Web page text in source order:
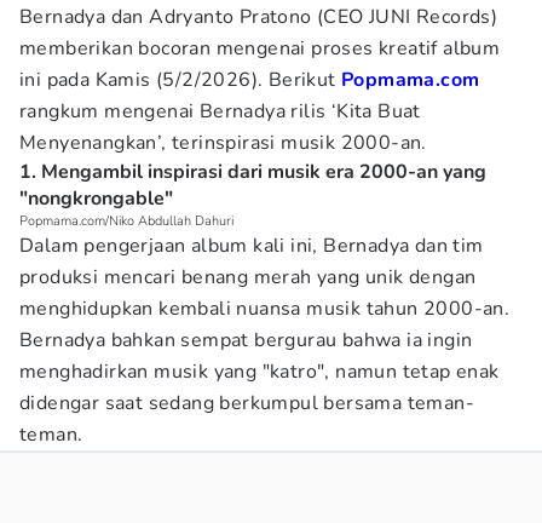
Bernadya dan Adryanto Pratono (CEO JUNI Records)
memberikan bocoran mengenai proses kreatif album
ini pada Kamis (5/2/2026). Berikut Popmama.com
rangkum mengenai Bernadya rilis ‘Kita Buat
Menyenangkan’, terinspirasi musik 2000-an.
1. Mengambil inspirasi dari musik era 2000-an yang
"nongkrongable"
Popmama.com/Niko Abdullah Dahuri
Dalam pengerjaan album kali ini, Bernadya dan tim
produksi mencari benang merah yang unik dengan
menghidupkan kembali nuansa musik tahun 2000-an.
Bernadya bahkan sempat bergurau bahwa ia ingin
menghadirkan musik yang "katro", namun tetap enak
didengar saat sedang berkumpul bersama teman-
teman.